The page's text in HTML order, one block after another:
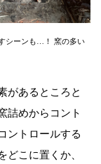
シーンも…！ 窯の多い
があるところと
詰めからコント
ントロールする
どこに置くか、